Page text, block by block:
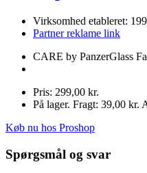
Virksomhed etableret:
Partner reklame link
CARE by PanzerGlass
Pris: 299,00 kr.
På lager. Fragt: 39,00 kr.
Køb nu hos Proshop
Spørgsmål og svar